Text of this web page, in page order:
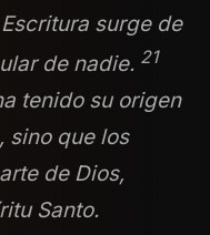
surge de
de nadie. 21
tenido su origen
sino que los
de Dios,
Santo.